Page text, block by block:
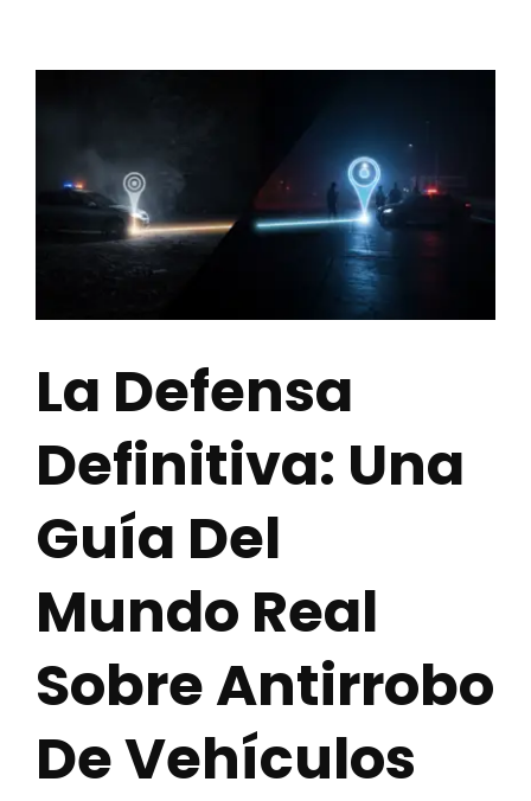
La Defensa
Definitiva: Una
Guía Del
Mundo Real
Sobre Antirrobo
De Vehículos